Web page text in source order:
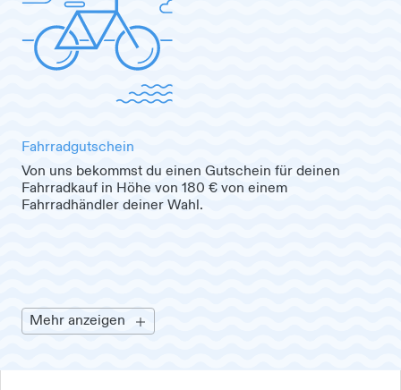
Fahrradgutschein
Von uns bekommst du einen Gutschein für deinen
Fahrradkauf in Höhe von 180 € von einem
Fahrradhändler deiner Wahl.
Mehr anzeigen